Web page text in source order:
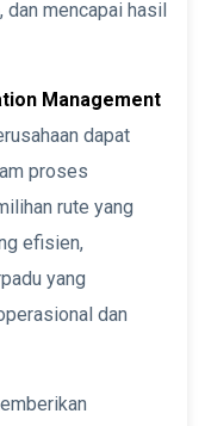
dan mencapai hasil
Management
dapat
proses
rute yang
efisien,
yang
dan